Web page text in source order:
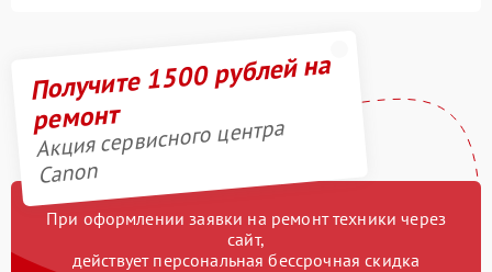
Получите 1500 рублей на
ремонт
Акция сервисного центра
Canon
При оформлении заявки на ремонт техники через
сайт,
действует персональная бессрочная скидка